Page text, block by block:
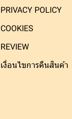
PRIVACY POLICY
COOKIES
REVIEW
เงื่อนไขการคืนสินค้า